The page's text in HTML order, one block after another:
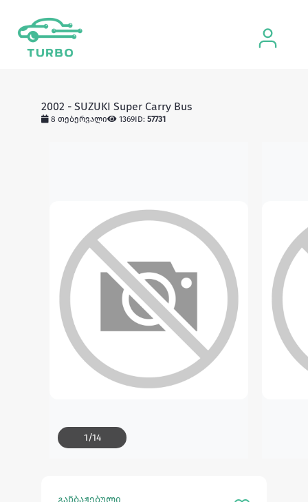
2002 - SUZUKI Super Carry Bus
8 თებერვალი 1369ID: 57731
1/14
განბაჟებული